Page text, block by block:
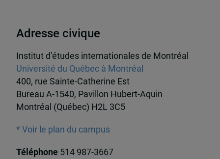
Adresse civique
Institut d’études internationales de Montréal
Université du Québec à Montréal
400, rue Sainte-Catherine Est
Bureau A-1540, Pavillon Hubert-Aquin
Montréal (Québec) H2L 3C5
* Voir le plan du campus
Téléphone 514 987-3667